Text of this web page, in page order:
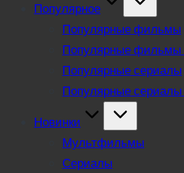
Популярное
Популярные фильмы
Популярные фильмы
Популярные сериалы
Популярные сериалы
Новинки
Мультфильмы
Сериалы